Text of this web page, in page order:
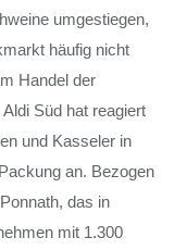
umgestiegen,
häufig nicht
Handel der
Süd hat reagiert
und Kasseler in
an. Bezogen
das in
mit 1.300